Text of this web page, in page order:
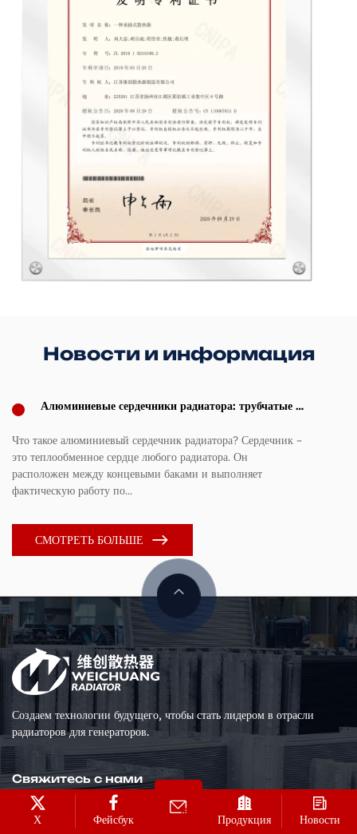
Новости и информация
Алюминиевые сердечники радиатора: трубчатые и
размеров сердцевины (2026 г.)
Что такое алюминиевый сердечник радиатора? Сердечник –
это теплообменное сердце любого радиатора. Он
расположен между концевыми баками и выполняет
фактическую работу по...
СМОТРЕТЬ БОЛЬШЕ
Создаем технологии будущего, чтобы стать лидером в отрасли
радиаторов для генераторов.
Свяжитесь с нами
wcradiator@jswcsrq.com
Х Фейсбук Продукция Новости